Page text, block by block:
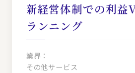
新経営体制での利益
ランニング
業界：
その他サービス